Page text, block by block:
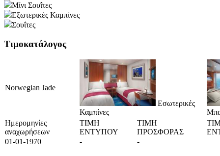
Μίνι Σουΐτες
Εξωτερικές Καμπίνες
Σουΐτες
Τιμοκατάλογος
Norwegian Jade
Εσωτερικές
Καμπίνες
Ημερομηνίες
αναχωρήσεων
ΤΙΜΗ
ΕΝΤΥΠΟΥ
ΤΙΜΗ
ΠΡΟΣΦΟΡΑΣ
01-01-1970
- -